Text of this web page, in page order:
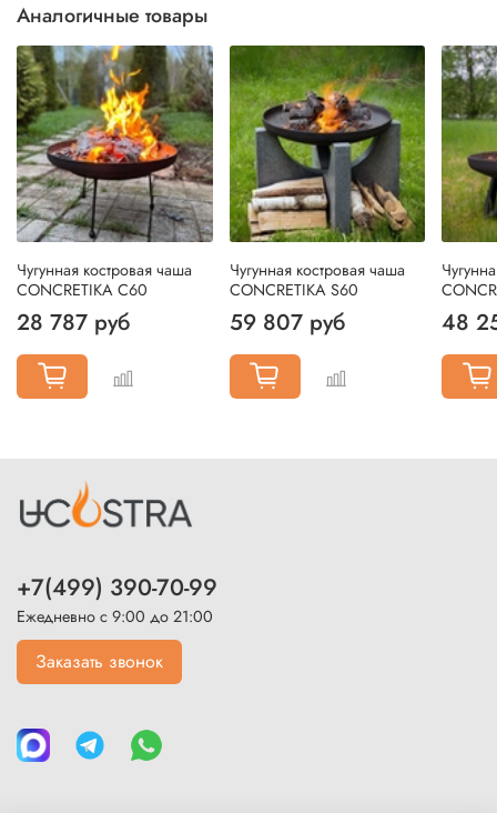
Аналогичные товары
Чугунная костровая чаша
CONCRETIKA C60
28 787 руб
Чугунная костровая чаша
CONCRETIKA S60
59 807 руб 48
+7(499) 390-70-99
Ежедневно с 9:00 до 21:00
Заказать звонок